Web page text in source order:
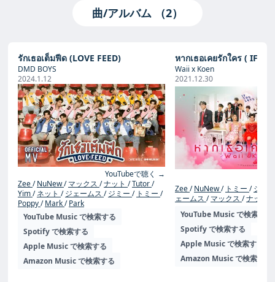
曲/アルバム （2）
รักเธอเต็มฟีด (LOVE FEED)
DMD BOYS
2024.1.12
YouTubeで聴く →
Zee
NuNew マックス ナット
Tutor
Yim
ネット ジェームス ジミー
トミー
Poppy
Mark
Park
YouTube Music で検索する
Spotify で検索する
Apple Music で検索する
Amazon Music で検索する
หากเธอเคยรักใคร ( IF
Waii x Koen
2021.12.30
Zee
NuNew トミー
ジミ
ェームス
マックス ナット
YouTube Music で検索する
Spotify で検索する
Apple Music で検索する
Amazon Music で検索する